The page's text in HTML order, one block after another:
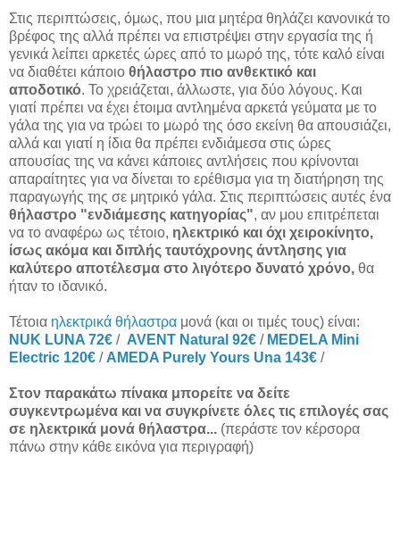
Στις περιπτώσεις, όμως, που μια μητέρα θηλάζει κανονικά το
βρέφος της αλλά πρέπει να επιστρέψει στην εργασία της ή
γενικά λείπει αρκετές ώρες από το μωρό της, τότε καλό είναι
να διαθέτει κάποιο θήλαστρο πιο ανθεκτικό και
αποδοτικό. Το χρειάζεται, άλλωστε, για δύο λόγους. Και
γιατί πρέπει να έχει έτοιμα αντλημένα αρκετά γεύματα με το
γάλα της για να τρώει το μωρό της όσο εκείνη θα απουσιάζει,
αλλά και γιατί η ίδια θα πρέπει ενδιάμεσα στις ώρες
απουσίας της να κάνει κάποιες αντλήσεις που κρίνονται
απαραίτητες για να δίνεται το ερέθισμα για τη διατήρηση της
παραγωγής της σε μητρικό γάλα. Στις περιπτώσεις αυτές ένα
θήλαστρο "ενδιάμεσης κατηγορίας", αν μου επιτρέπεται
να το αναφέρω ως τέτοιο, ηλεκτρικό και όχι χειροκίνητο,
ίσως ακόμα και διπλής ταυτόχρονης άντλησης για
καλύτερο αποτέλεσμα στο λιγότερο δυνατό χρόνο, θα
ήταν το ιδανικό.
Τέτοια ηλεκτρικά θήλαστρα μονά (και οι τιμές τους) είναι:
NUK LUNA 72€ / AVENT Natural 92€ / MEDELA Mini
Electric 120€ / AMEDA Purely Yours Una 143€ /
Στον παρακάτω πίνακα μπορείτε να δείτε
συγκεντρωμένα και να συγκρίνετε όλες τις επιλογές σας
σε ηλεκτρικά μονά θήλαστρα... (περάστε τον κέρσορα
πάνω στην κάθε εικόνα για περιγραφή)